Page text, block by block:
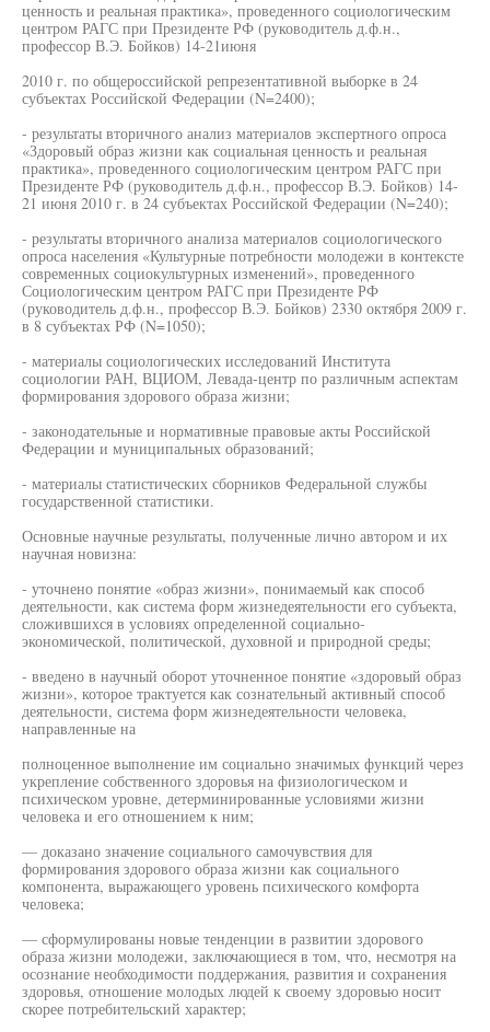
ценность и реальная практика», проведенного социологическим
центром РАГС при Президенте РФ (руководитель д.ф.н.,
профессор В.Э. Бойков) 14-21июня
2010 г. по общероссийской репрезентативной выборке в 24
субъектах Российской Федерации (N=2400);
- результаты вторичного анализ материалов экспертного опроса
«Здоровый образ жизни как социальная ценность и реальная
практика», проведенного социологическим центром РАГС при
Президенте РФ (руководитель д.ф.н., профессор В.Э. Бойков) 14-
21 июня 2010 г. в 24 субъектах Российской Федерации (N=240);
- результаты вторичного анализа материалов социологического
опроса населения «Культурные потребности молодежи в контексте
современных социокультурных изменений», проведенного
Социологическим центром РАГС при Президенте РФ
(руководитель д.ф.н., профессор В.Э. Бойков) 2330 октября 2009 г.
в 8 субъектах РФ (N=1050);
- материалы социологических исследований Института
социологии РАН, ВЦИОМ, Левада-центр по различным аспектам
формирования здорового образа жизни;
- законодательные и нормативные правовые акты Российской
Федерации и муниципальных образований;
- материалы статистических сборников Федеральной службы
государственной статистики.
Основные научные результаты, полученные лично автором и их
научная новизна:
- уточнено понятие «образ жизни», понимаемый как способ
деятельности, как система форм жизнедеятельности его субъекта,
сложившихся в условиях определенной социально-
экономической, политической, духовной и природной среды;
- введено в научный оборот уточненное понятие «здоровый образ
жизни», которое трактуется как сознательный активный способ
деятельности, система форм жизнедеятельности человека,
направленные на
полноценное выполнение им социально значимых функций через
укрепление собственного здоровья на физиологическом и
психическом уровне, детерминированные условиями жизни
человека и его отношением к ним;
— доказано значение социального самочувствия для
формирования здорового образа жизни как социального
компонента, выражающего уровень психического комфорта
человека;
— сформулированы новые тенденции в развитии здорового
образа жизни молодежи, заключающиеся в том, что, несмотря на
осознание необходимости поддержания, развития и сохранения
здоровья, отношение молодых людей к своему здоровью носит
скорее потребительский характер;